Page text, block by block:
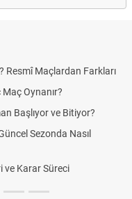
Resmî Maçlardan Farkları
Oynanır?
Başlıyor ve Bitiyor?
Sezonda Nasıl
ve Karar Süreci